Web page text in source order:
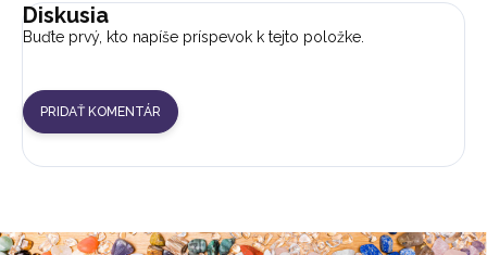
Diskusia
Buďte prvý, kto napíše príspevok k tejto položke.
PRIDAŤ KOMENTÁR